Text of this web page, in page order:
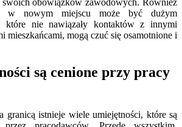
obowiązków zawodowych. Również
w nowym miejscu może być dużym
które nie nawiązały kontaktów z innymi
mieszkańcami, mogą czuć się osamotnione i
są cenione przy pracy
granicą istnieje wiele umiejętności, które są